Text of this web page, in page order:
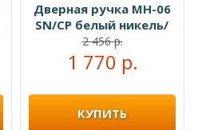
Дверная ручка MH-06
SN/CP белый никель/
полированный хром
2 456 р.
1 770 р.
КУПИТЬ